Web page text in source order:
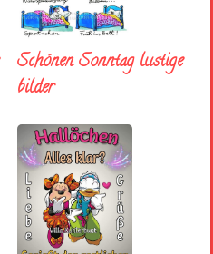
Schönen Sonntag lustige
bilder